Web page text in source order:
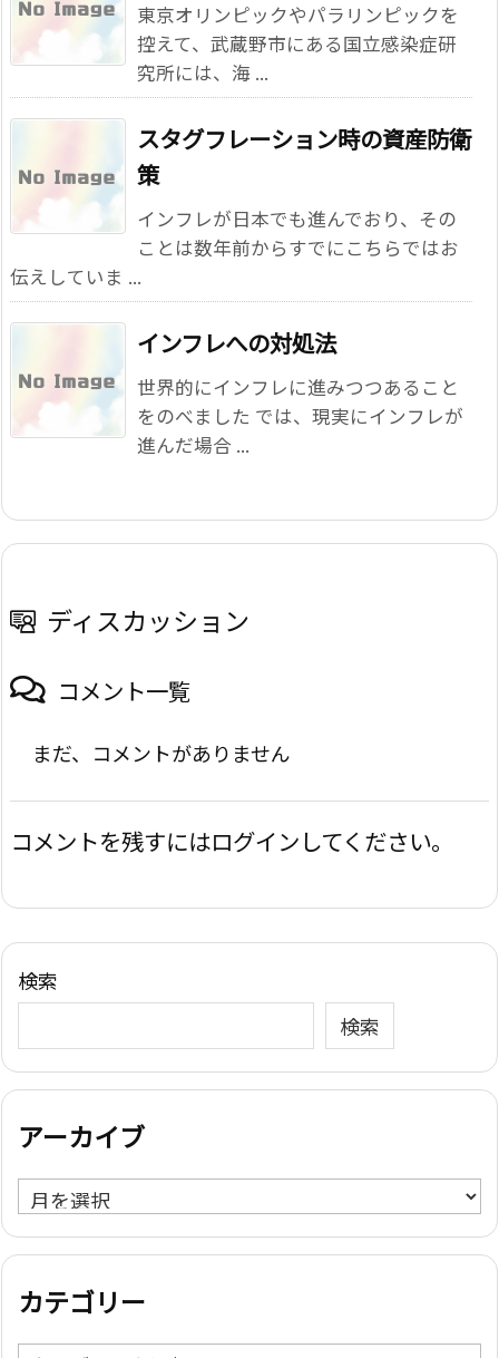
東京オリンピックやパラリンピックを
控えて、武蔵野市にある国立感染症研
究所には、海 ...
スタグフレーション時の資産防衛
策
インフレが日本でも進んでおり、その
ことは数年前からすでにこちらではお
伝えしていま ...
インフレへの対処法
世界的にインフレに進みつつあること
をのべました では、現実にインフレが
進んだ場合 ...
ディスカッション
コメント一覧
まだ、コメントがありません
コメントを残すにはログインしてください。
検索
検索
アーカイブ
ア
ー
カ
ブ
カテゴリー